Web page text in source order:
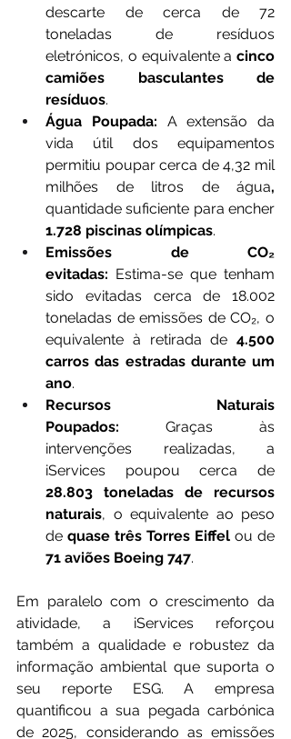
descarte de cerca de 72
toneladas de resíduos
eletrónicos, o equivalente a cinco
camiões basculantes de
resíduos.
Água Poupada: A extensão da
vida útil dos equipamentos
permitiu poupar cerca de 4,32 mil
milhões de litros de água
1.728 piscinas olímpicas.
Emissões de CO₂
evitadas: Estima-se que tenham
sido evitadas cerca de 18.002
toneladas de emissões de CO₂, o
equivalente à retirada de 4.500
carros das estradas durante um
ano.
Recursos Naturais
Poupados: Graças às
intervenções realizadas, a
28.803 toneladas de recursos
naturais, o equivalente ao peso
de quase três Torres Eiffel
71 aviões Boeing 747.
Em paralelo com o crescimento da
atividade, a iServices reforçou
também a qualidade e robustez da
informação ambiental que suporta o
seu reporte ESG. A empresa
quantificou a sua pegada carbónica
de 2025, considerando as emissões